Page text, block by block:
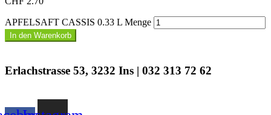
APFELSAFT CASSIS 0.33 L Menge
In den Warenkorb
Erlachstrasse 53, 3232 Ins | 032 313 72 62